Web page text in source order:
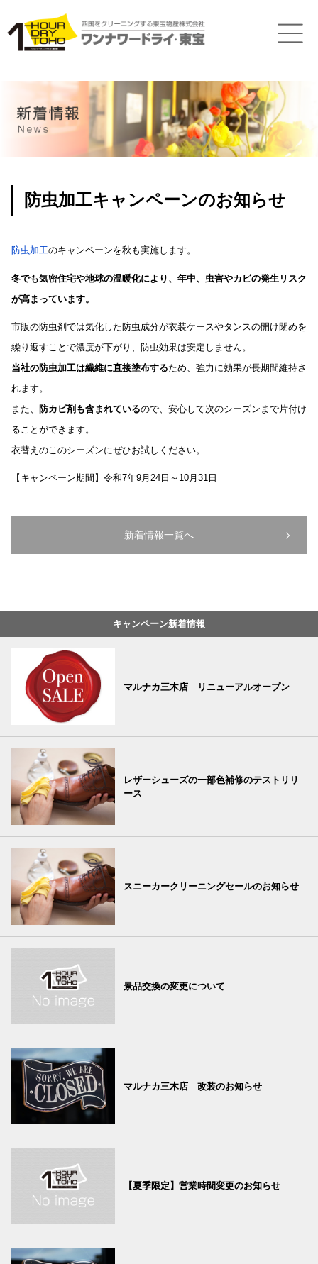
防虫加工キャンペーンのお知らせ
防虫加工のキャンペーンを秋も実施します。
冬でも気密住宅や地球の温暖化により、年中、虫害やカビの発生リスク
が高まっています。
市販の防虫剤では気化した防虫成分が衣装ケースやタンスの開け閉めを
繰り返すことで濃度が下がり、防虫効果は安定しません。
当社の防虫加工は繊維に直接塗布するため、強力に効果が長期間維持さ
れます。
また、
防カビ剤も含まれているので、安心して次のシーズンまで片付け
ることができます。
衣替えのこのシーズンにぜひお試しください。
【キャンペーン期間】令和7年9月24日～10月31日
新着情報一覧へ
キャンペーン新着情報
マルナカ三木店 リニューアルオープン
レザーシューズの一部色補修のテストリリ
ース
スニーカークリーニングセールのお知らせ
景品交換の変更について
マルナカ三木店 改装のお知らせ
【夏季限定】営業時間変更のお知らせ